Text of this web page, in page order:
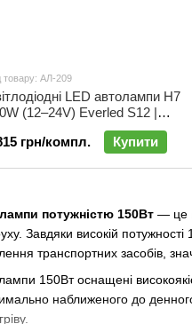
потужністю 150Вт — це
Завдяки високій
транспортних засобів,
150Вт оснащені
наближеного до
товару: АЛ-209
LED автолампи H7
(12–24V) Everled S12 |
2 шт | АЛ-209
грн/компл.
Купити